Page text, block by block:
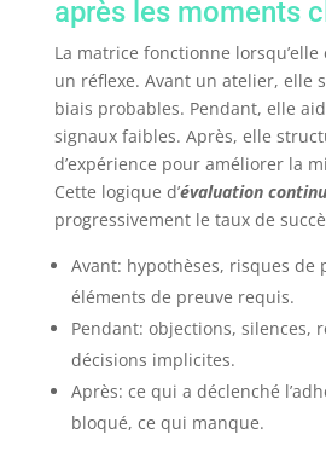
après les moments
La matrice fonctionne
un réflexe. Avant un atelier, elle
biais probables. Pendant, elle
signaux faibles. Après, elle
d’expérience pour améliorer la
Cette logique d’évaluation
progressivement le taux de
Avant: hypothèses, risques de
éléments de preuve requis.
Pendant: objections, silences,
décisions implicites.
Après: ce qui a déclenché
bloqué, ce qui manque.